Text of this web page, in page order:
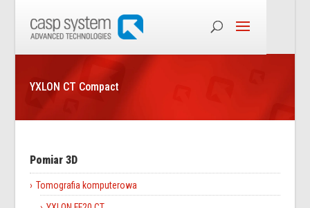
YXLON CT Compact
Pomiar 3D
Tomografia komputerowa